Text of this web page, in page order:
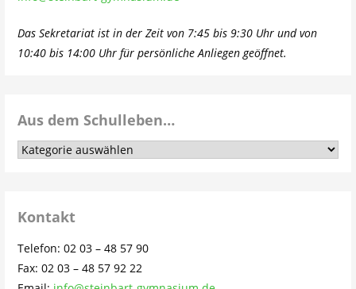
Das Sekretariat ist in der Zeit von 7:45 bis 9:30 Uhr und von
10:40 bis 14:00 Uhr für persönliche Anliegen geöffnet.
Aus dem Schulleben…
Aus
Kontakt
Telefon: 02 03 – 48 57 90
Fax: 02 03 – 48 57 92 22